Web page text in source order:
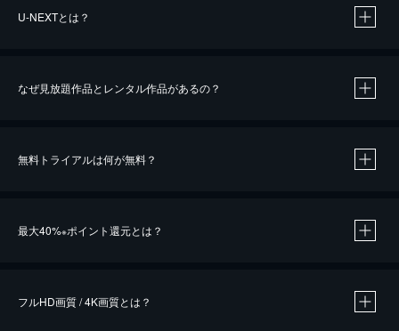
U-NEXTとは？
なぜ見放題作品とレンタル作品があるの？
無料トライアルは何が無料？
最大40%※ポイント還元とは？
フルHD画質 / 4K画質とは？